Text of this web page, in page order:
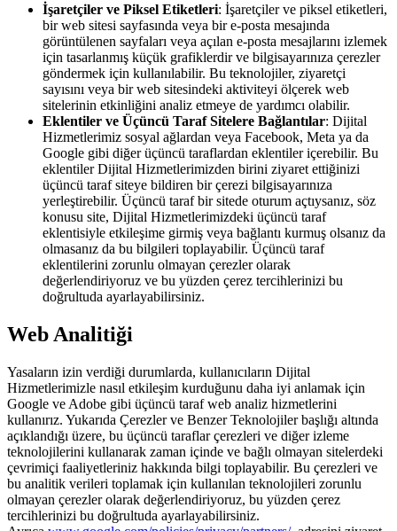
İşaretçiler ve Piksel Etiketleri: İşaretçiler ve piksel etiketleri,
bir web sitesi sayfasında veya bir e-posta mesajında
görüntülenen sayfaları veya açılan e-posta mesajlarını izlemek
için tasarlanmış küçük grafiklerdir ve bilgisayarınıza çerezler
göndermek için kullanılabilir. Bu teknolojiler, ziyaretçi
sayısını veya bir web sitesindeki aktiviteyi ölçerek web
sitelerinin etkinliğini analiz etmeye de yardımcı olabilir.
Eklentiler ve Üçüncü Taraf Sitelere Bağlantılar: Dijital
Hizmetlerimiz sosyal ağlardan veya Facebook, Meta ya da
Google gibi diğer üçüncü taraflardan eklentiler içerebilir. Bu
eklentiler Dijital Hizmetlerimizden birini ziyaret ettiğinizi
üçüncü taraf siteye bildiren bir çerezi bilgisayarınıza
yerleştirebilir. Üçüncü taraf bir sitede oturum açtıysanız, söz
konusu site, Dijital Hizmetlerimizdeki üçüncü taraf
eklentisiyle etkileşime girmiş veya bağlantı kurmuş olsanız da
olmasanız da bu bilgileri toplayabilir. Üçüncü taraf
eklentilerini zorunlu olmayan çerezler olarak
değerlendiriyoruz ve bu yüzden çerez tercihlerinizi bu
doğrultuda ayarlayabilirsiniz.
Web Analitiği
Yasaların izin verdiği durumlarda, kullanıcıların Dijital
Hizmetlerimizle nasıl etkileşim kurduğunu daha iyi anlamak için
Google ve Adobe gibi üçüncü taraf web analiz hizmetlerini
kullanırız. Yukarıda Çerezler ve Benzer Teknolojiler başlığı altında
açıklandığı üzere, bu üçüncü taraflar çerezleri ve diğer izleme
teknolojilerini kullanarak zaman içinde ve bağlı olmayan sitelerdeki
çevrimiçi faaliyetleriniz hakkında bilgi toplayabilir. Bu çerezleri ve
bu analitik verileri toplamak için kullanılan teknolojileri zorunlu
olmayan çerezler olarak değerlendiriyoruz, bu yüzden çerez
tercihlerinizi bu doğrultuda ayarlayabilirsiniz.